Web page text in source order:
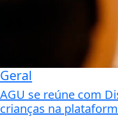
Geral
AGU se reúne com
crianças na